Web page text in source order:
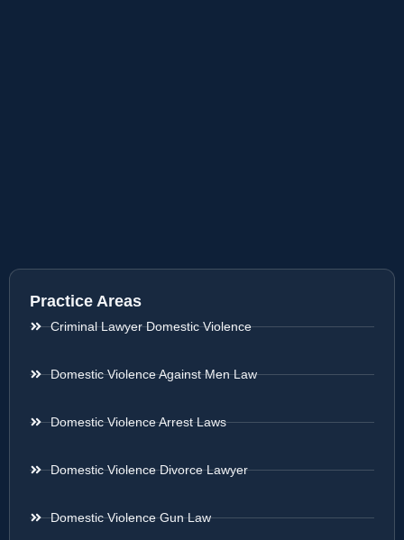
Practice Areas
Criminal Lawyer Domestic Violence
Domestic Violence Against Men Law
Domestic Violence Arrest Laws
Domestic Violence Divorce Lawyer
Domestic Violence Gun Law